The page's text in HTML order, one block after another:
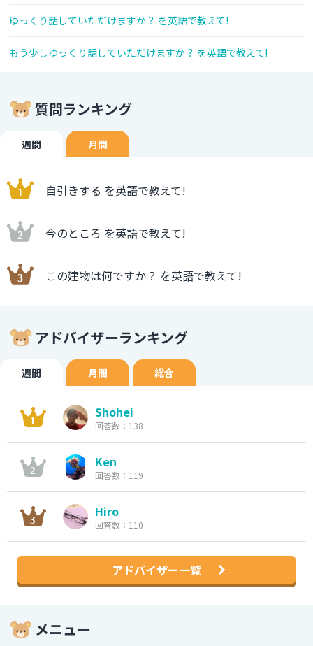
ゆっくり話していただけますか？ を英語で教えて!
もう少しゆっくり話していただけますか？ を英語で教えて!
質問ランキング
週間 月間
自引きする を英語で教えて!
今のところ を英語で教えて!
この建物は何ですか？ を英語で教えて!
アドバイザーランキング
週間 月間 総合
Shohei
回答数：138
Ken
回答数：119
Hiro
回答数：110
アドバイザー一覧
メニュー